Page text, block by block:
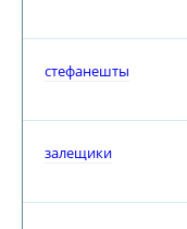
стефанешты
залещики